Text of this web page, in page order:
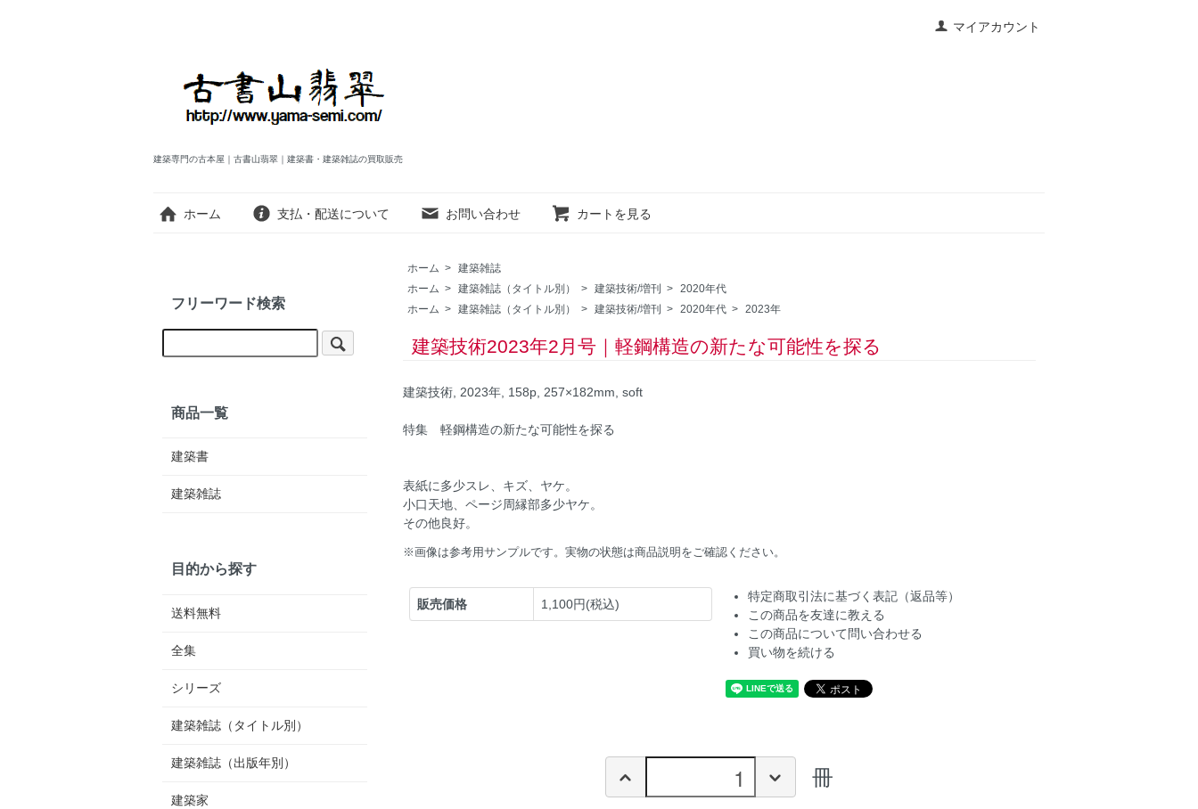
マイアカウント
建築専門の古本屋｜古書山翡翠｜建築書・建築雑誌の買取販売
ホーム 支払・配送について お問い合わせ カートを見る
ホーム > 建築雑誌
ホーム > 建築雑誌（タイトル別） > 建築技術/増刊 > 2020年代
ホーム > 建築雑誌（タイトル別） > 建築技術/増刊 > 2020年代 > 2023年
建築技術2023年2月号｜軽鋼構造の新たな可能性を探る
建築技術, 2023年, 158p, 257×182mm, soft
特集 軽鋼構造の新たな可能性を探る
表紙に多少スレ、キズ、ヤケ。
小口天地、ページ周縁部多少ヤケ。
その他良好。
※画像は参考用サンプルです。実物の状態は商品説明をご確認ください。
販売価格 1,100円(税込)
特定商取引法に基づく表記（返品等）
この商品を友達に教える
この商品について問い合わせる
買い物を続ける
冊
フリーワード検索
商品一覧
建築書
建築雑誌
目的から探す
送料無料
全集
シリーズ
建築雑誌（タイトル別）
建築雑誌（出版年別）
建築家